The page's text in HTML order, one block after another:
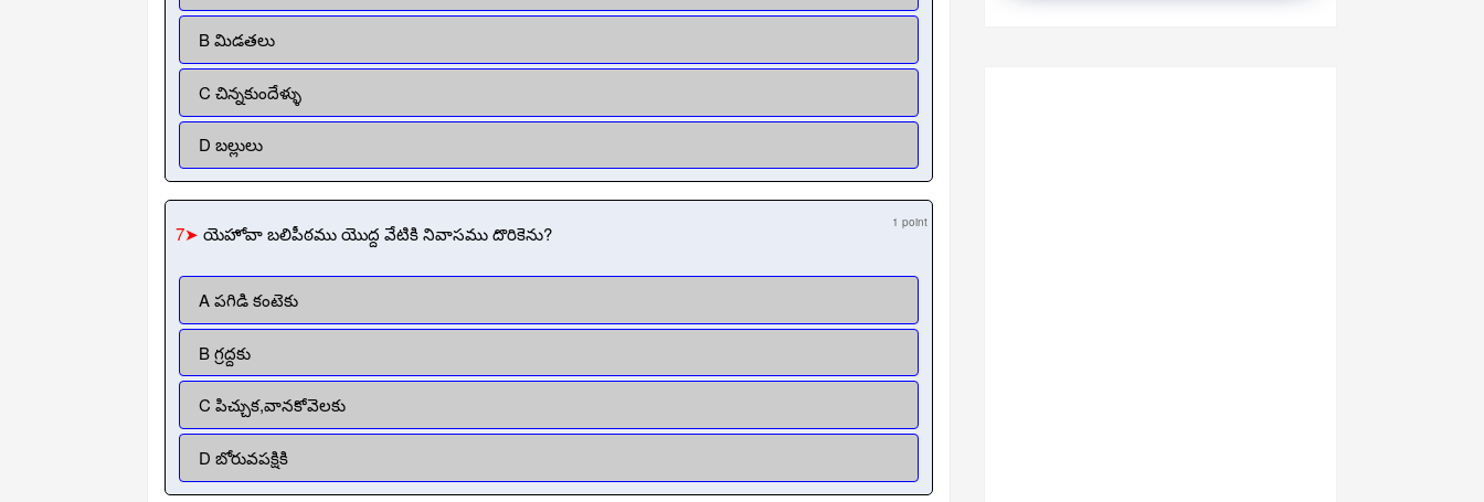
B మిడతలు
C చిన్నకుందేళ్ళు
D బల్లులు
7➤ యెహోవా బలిపీఠము యొద్ద వేటికి నివాసము దొరికెను? 1 point
A పగిడి కంటెకు
B గ్రద్దకు
C పిచ్చుక,వానకోవెలకు
D బోరువపక్షికి